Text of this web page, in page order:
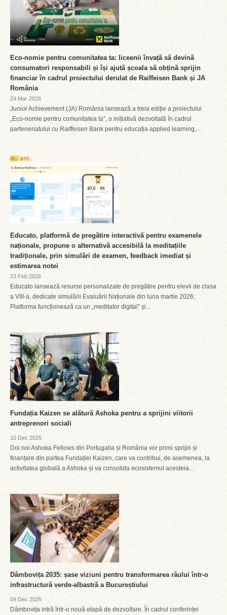
Eco-nomie pentru comunitatea ta: liceenii învață să devină
consumatori responsabili și își ajută școala să obțină sprijin
financiar în cadrul proiectului derulat de Raiffeisen Bank și JA
România
24 Mar 2026
Junior Achievement (JA) România lansează a treia ediție a proiectului
„Eco-nomie pentru comunitatea ta”, o inițiativă dezvoltată în cadrul
parteneriatului cu Raiffeisen Bank pentru educația applied learning,...
Educato, platformă de pregătire interactivă pentru examenele
naționale, propune o alternativă accesibilă la meditațiile
tradiționale, prin simulări de examen, feedback imediat și
estimarea notei
23 Feb 2026
Educato lansează resurse personalizate de pregătire pentru elevii de clasa
a VIII-a, dedicate simulării Evaluării Naționale din luna martie 2026;
Platforma funcționează ca un „meditator digital” și...
Fundația Kaizen se alătură Ashoka pentru a sprijini viitorii
antreprenori sociali
10 Dec 2025
Doi noi Ashoka Fellows din Portugalia și România vor primi sprijin și
finanțare din partea Fundației Kaizen, care va contribui, de asemenea, la
activitatea globală a Ashoka și va consolida ecosistemul acesteia...
Dâmbovița 2035: șase viziuni pentru transformarea râului într-o
infrastructură verde-albastră a Bucureștiului
09 Dec 2025
Dâmbovița intră într-o nouă etapă de dezvoltare. În cadrul conferinței